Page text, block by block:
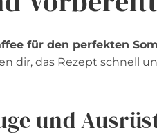
für den perfekten
dir, das Rezept schnell
und